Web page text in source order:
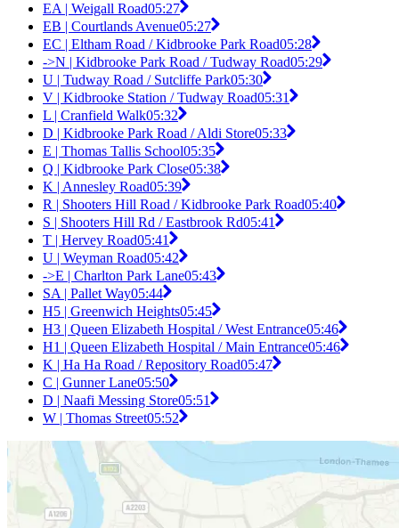
EA | Weigall Road05:27
EB | Courtlands Avenue05:27
EC | Eltham Road / Kidbrooke Park Road05:28
->N | Kidbrooke Park Road / Tudway Road05:29
U | Tudway Road / Sutcliffe Park05:30
V | Kidbrooke Station / Tudway Road05:31
L | Cranfield Walk05:32
D | Kidbrooke Park Road / Aldi Store05:33
E | Thomas Tallis School05:35
Q | Kidbrooke Park Close05:38
K | Annesley Road05:39
R | Shooters Hill Road / Kidbrooke Park Road05:40
S | Shooters Hill Rd / Eastbrook Rd05:41
T | Hervey Road05:41
U | Weyman Road05:42
->E | Charlton Park Lane05:43
SA | Pallet Way05:44
H5 | Greenwich Heights05:45
H3 | Queen Elizabeth Hospital / West Entrance05:46
H1 | Queen Elizabeth Hospital / Main Entrance05:46
K | Ha Ha Road / Repository Road05:47
C | Gunner Lane05:50
D | Naafi Messing Store05:51
W | Thomas Street05:52